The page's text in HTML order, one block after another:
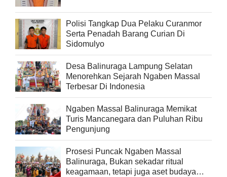
Polisi Tangkap Dua Pelaku Curanmor
Serta Penadah Barang Curian Di
Sidomulyo
Desa Balinuraga Lampung Selatan
Menorehkan Sejarah Ngaben Massal
Terbesar Di Indonesia
Ngaben Massal Balinuraga Memikat
Turis Mancanegara dan Puluhan Ribu
Pengunjung
Prosesi Puncak Ngaben Massal
Balinuraga, Bukan sekadar ritual
keagamaan, tetapi juga aset budaya